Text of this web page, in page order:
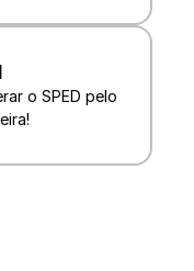
o SPED pelo